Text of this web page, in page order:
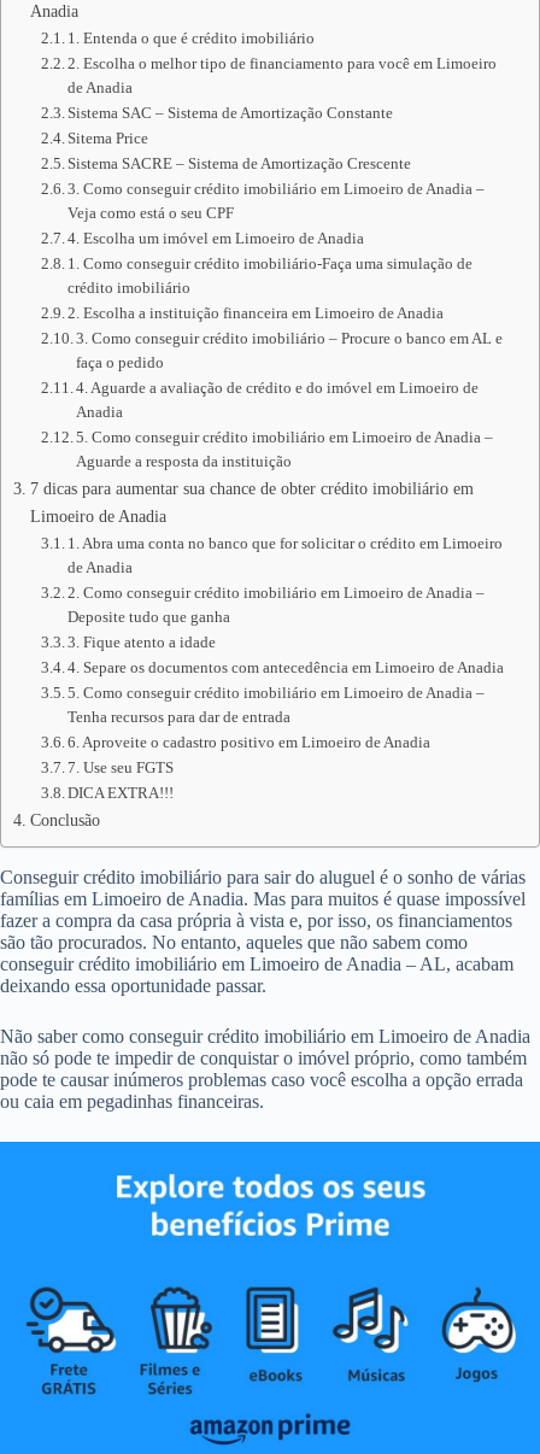
Anadia
1. Entenda o que é crédito imobiliário
2. Escolha o melhor tipo de financiamento para você em Limoeiro
de Anadia
Sistema SAC – Sistema de Amortização Constante
Sitema Price
Sistema SACRE – Sistema de Amortização Crescente
3. Como conseguir crédito imobiliário em Limoeiro de Anadia –
Veja como está o seu CPF
4. Escolha um imóvel em Limoeiro de Anadia
1. Como conseguir crédito imobiliário-Faça uma simulação de
crédito imobiliário
2. Escolha a instituição financeira em Limoeiro de Anadia
3. Como conseguir crédito imobiliário – Procure o banco em AL e
faça o pedido
4. Aguarde a avaliação de crédito e do imóvel em Limoeiro de
Anadia
5. Como conseguir crédito imobiliário em Limoeiro de Anadia –
Aguarde a resposta da instituição
7 dicas para aumentar sua chance de obter crédito imobiliário em
Limoeiro de Anadia
1. Abra uma conta no banco que for solicitar o crédito em Limoeiro
de Anadia
2. Como conseguir crédito imobiliário em Limoeiro de Anadia –
Deposite tudo que ganha
3. Fique atento a idade
4. Separe os documentos com antecedência em Limoeiro de Anadia
5. Como conseguir crédito imobiliário em Limoeiro de Anadia –
Tenha recursos para dar de entrada
6. Aproveite o cadastro positivo em Limoeiro de Anadia
7. Use seu FGTS
DICA EXTRA!!!
Conclusão
Conseguir crédito imobiliário para sair do aluguel é o sonho de várias
famílias em Limoeiro de Anadia. Mas para muitos é quase impossível
fazer a compra da casa própria à vista e, por isso, os financiamentos
são tão procurados. No entanto, aqueles que não sabem como
conseguir crédito imobiliário em Limoeiro de Anadia – AL, acabam
deixando essa oportunidade passar.
Não saber como conseguir crédito imobiliário em Limoeiro de Anadia
não só pode te impedir de conquistar o imóvel próprio, como também
pode te causar inúmeros problemas caso você escolha a opção errada
ou caia em pegadinhas financeiras.